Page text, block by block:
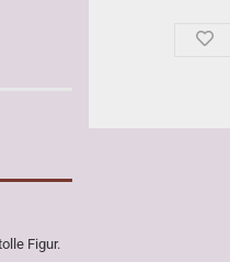
Figur.